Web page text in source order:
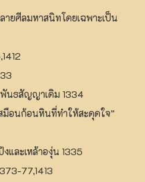
ยศีลมหาสนิทโดยเฉพาะเป็น
ธสัญญาเดิม 1334
นก้อนหินที่ทำให้สะดุดใจ”
ละเหล้าองุ่น 1335
77,1413